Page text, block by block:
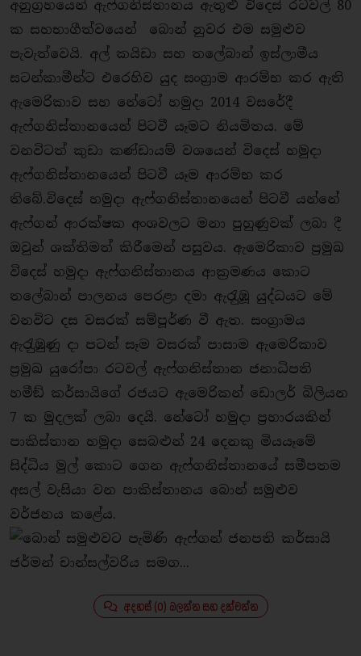
අනුග‍්‍රහයෙන් ඇෆ්ගනිස්තානය ඇතුළු විදෙස් රටවල් 80
ක සහභාගීත්වයෙන් බොන් නුවර එම සමුළුව
පැවැත්වෙයි. අල් කයිඩා සහ තලේබාන් ඉස්ලාමීය
සටන්කාමීන්ට එරෙහිව යුද සංග‍්‍රාම ආරම්භ කර ඇති
ඇමෙරිකාව සහ නේටෝ හමුදා 2014 වසරේදී
ඇෆ්ගනිස්තානයෙන් පිටවී යෑමට නියමිතය. මේ
වනවිටත් කුඩා කණ්ඩායම් වශයෙන් විදෙස් හමුදා
ඇෆ්ගනිස්තානයෙන් පිටවී යෑම ආරම්භ කර
තිබේ.විදෙස් හමුදා ඇෆ්ගනිස්තානයෙන් පිටවී යන්නේ
ඇෆ්ගන් ආරක්ෂක අංශවලට මනා පුහුණුවක් ලබා දී
ඔවුන් ශක්තිමත් කිරීමෙන් පසුවය. ඇමෙරිකාව ප‍්‍රමුඛ
විදෙස් හමුදා ඇෆ්ගනිස්තානය ආක‍්‍රමණය කොට
තලේබාන් පාලනය පෙරළා දමා ඇරැුඹූ යුද්ධයට මේ
වනවිට දස වසරක් සම්පූර්ණ වී ඇත. සංග‍්‍රාමය
ඇරැුඹුණු දා පටන් සෑම වසරක් පාසාම ඇමෙරිකාව
ප‍්‍රමුඛ යුරෝපා රටවල් ඇෆ්ගනිස්තාන ජනාධිපති
හමීඞ් කර්සායිගේ රජයට ඇමෙරිකන් ඩොලර් බිලියන
7 ක මුදලක් ලබා දෙයි. නේටෝ හමුදා ප‍්‍රහාරයකින්
පාකිස්තාන හමුදා සෙබළුන් 24 දෙනකු මියයෑමේ
සිද්ධිය මුල් කොට ගෙන ඇෆ්ගනිස්තානයේ සමීපතම
අසල් වැසියා වන පාකිස්තානය බොන් සමුළුව
වර්ජනය කළේය.
අදහස් (0) බලන්න සහ දක්වන්න